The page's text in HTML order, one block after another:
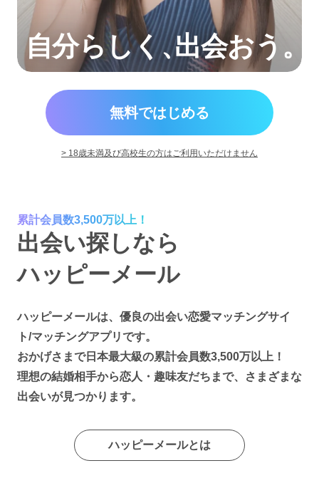
自分らしく、出会おう。
無料ではじめる
> 18歳未満及び高校生の方はご利用いただけません
累計会員数3,500万以上！
出会い探しなら
ハッピーメール
ハッピーメールは、優良の出会い恋愛マッチングサイ
ト/マッチングアプリです。
おかげさまで日本最大級の累計会員数3,500万以上！
理想の結婚相手から恋人・趣味友だちまで、さまざまな
出会いが見つかります。
ハッピーメールとは